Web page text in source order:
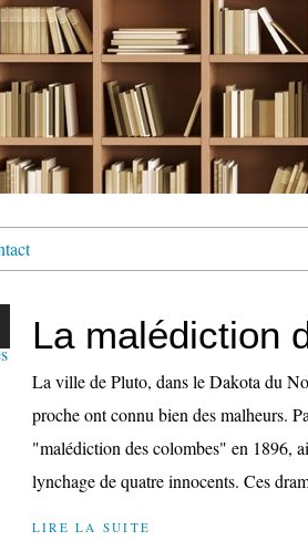
La malédiction
La ville de Pluto, dans le Dakota du
proche ont connu bien des malheurs.
"malédiction des colombes" en 1896,
lynchage de quatre innocents. Ces
LIRE LA SUITE